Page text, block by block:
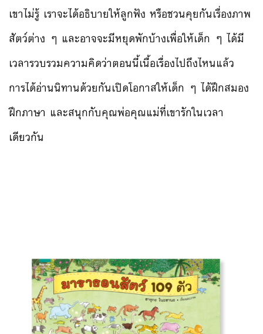
เขาไม่รู้ เราจะได้อธิบายให้ลูกฟัง หรือชวนคุยกันเรื่องภาพ
สัตว์ต่าง ๆ และอาจจะมีหยุดพักบ้างเพื่อให้เด็ก ๆ ได้มี
เวลารวบรวมความคิดว่าตอนนี้เนื้อเรื่องไปถึงไหนแล้ว
การได้อ่านนิทานด้วยกันเปิดโอกาสให้เด็ก ๆ ได้ฝึกสมอง
ฝึกภาษา และสนุกกับคุณพ่อคุณแม่ที่เขารักในเวลา
เดียวกัน